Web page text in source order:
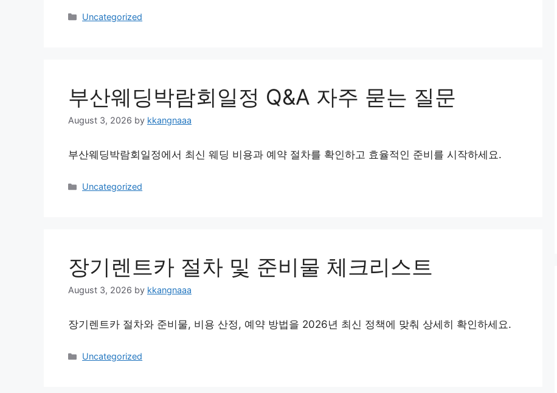
Categories
Uncategorized
부산웨딩박람회일정 Q&A 자주 묻는 질문
August 3, 2026 by kkangnaaa
부산웨딩박람회일정에서 최신 웨딩 비용과 예약 절차를 확인하고 효율적인 준비를 시작하세요.
Categories
Uncategorized
장기렌트카 절차 및 준비물 체크리스트
August 3, 2026 by kkangnaaa
장기렌트카 절차와 준비물, 비용 산정, 예약 방법을 2026년 최신 정책에 맞춰 상세히 확인하세요.
Categories
Uncategorized